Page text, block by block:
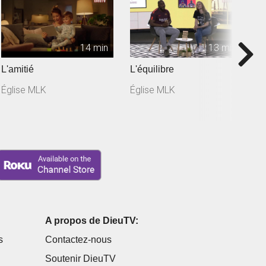
14 min
L'amitié
Église MLK
13 min
L'équilibre
Église MLK
A propos de DieuTV:
Contactez-nous
Soutenir DieuTV